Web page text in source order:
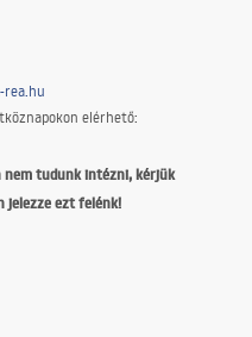
rea.hu
elérhető:
nem tudunk intézni, kérjük
jelezze ezt felénk!